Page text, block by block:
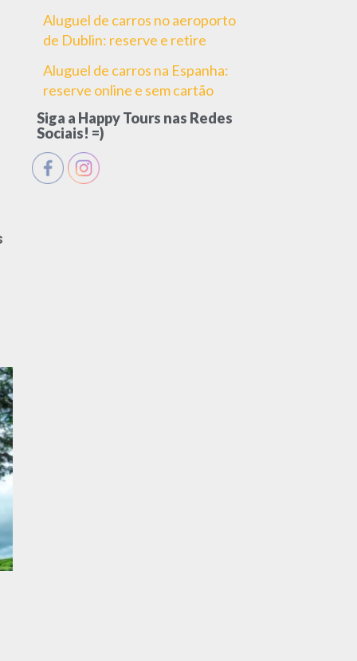
Aluguel de carros no aeroporto
de Dublin: reserve e retire
Aluguel de carros na Espanha:
reserve online e sem cartão
Siga a Happy Tours nas Redes
Sociais! =)